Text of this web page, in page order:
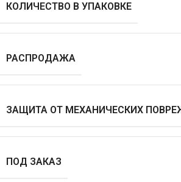
КОЛИЧЕСТВО В УПАКОВКЕ
РАСПРОДАЖА
ЗАЩИТА ОТ МЕХАНИЧЕСКИХ
ПОД ЗАКАЗ